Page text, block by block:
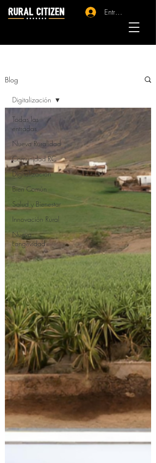
Entrar - Registro
Blog
Todas las
entradas
Nueva Ruralidad
Comunidad RC
Digitalización
Bien Común
Salud y Bienestar
Innovación Rural
Nueva
Longevidad
Digitalización